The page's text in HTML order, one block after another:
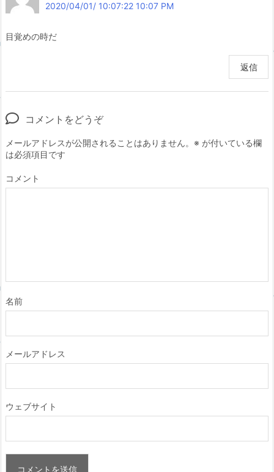
2020/04/01/ 10:07:22 10:07 PM
目覚めの時だ
返信
コメントをどうぞ
メールアドレスが公開されることはありません。 ※ が付いている欄
は必須項目です
コメント
名前
メールアドレス
ウェブサイト